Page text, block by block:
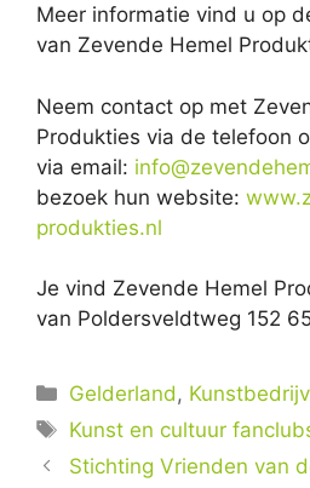
Meer informatie vind u op
van Zevende Hemel
Neem contact op met
Produkties via de telefoon
via email:
bezoek hun website:
produkties.nl
Je vind Zevende Hemel
van Poldersveldtweg 152
Categorieën
Gelderland,
Tags
Kunst en cultuur
Stichting Vrienden van